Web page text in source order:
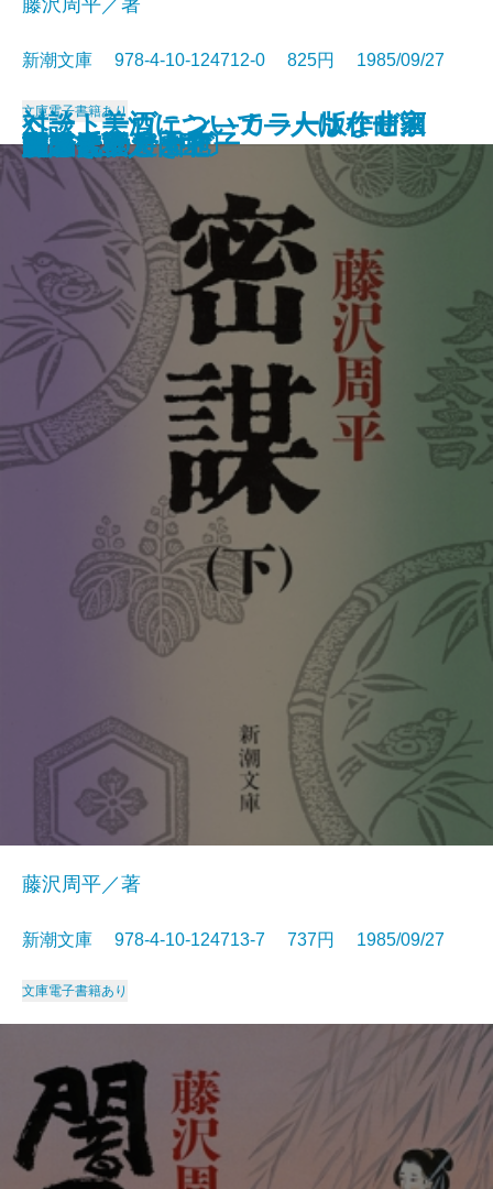
たくさんのタブー
なりそこない王子
ベートーヴェン―カラー版作曲家
の生涯―
おみそれ社会
冬の派閥
対談 美酒について―人はなぜ酒
を語るか―
男の系譜
夜のかくれんぼ
ノックの音が
密謀〔上〕
藤沢周平／著
新潮文庫 978-4-10-124712-0 825円 1985/09/27
文庫電子書籍あり
密謀〔下〕
藤沢周平／著
新潮文庫 978-4-10-124713-7 737円 1985/09/27
文庫電子書籍あり
闇の穴
吉里吉里人〔上〕
吉里吉里人〔中〕
吉里吉里人〔下〕
おせん
盗賊会社
エヌ氏の遊園地
羆
男どき女どき